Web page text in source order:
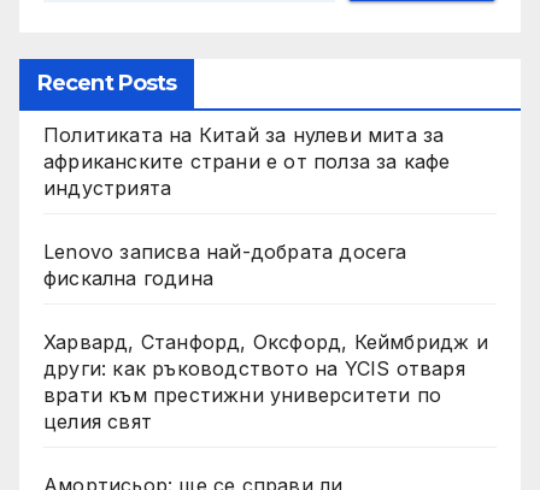
Recent Posts
Политиката на Китай за нулеви мита за
африканските страни е от полза за кафе
индустрията
Lenovo записва най-добрата досега
фискална година
Харвард, Станфорд, Оксфорд, Кеймбридж и
други: как ръководството на YCIS отваря
врати към престижни университети по
целия свят
Амортисьор: ще се справи ли